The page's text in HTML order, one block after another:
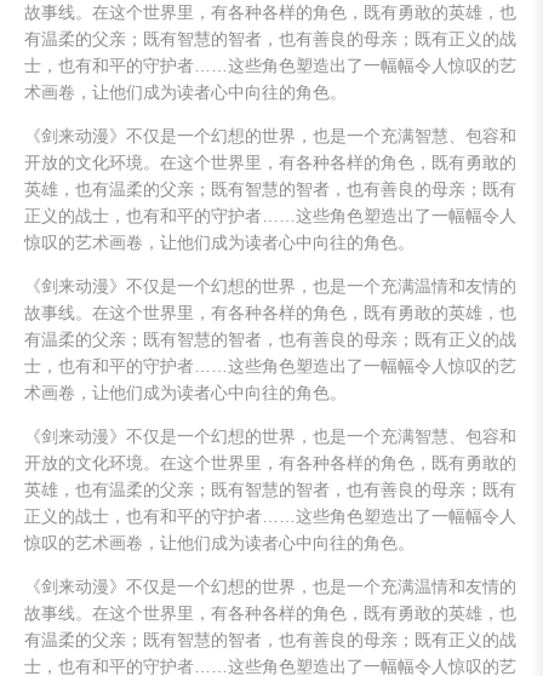
故事线。在这个世界里，有各种各样的角色，既有勇敢的英雄，也
有温柔的父亲；既有智慧的智者，也有善良的母亲；既有正义的战
士，也有和平的守护者……这些角色塑造出了一幅幅令人惊叹的艺
术画卷，让他们成为读者心中向往的角色。
《剑来动漫》不仅是一个幻想的世界，也是一个充满智慧、包容和
开放的文化环境。在这个世界里，有各种各样的角色，既有勇敢的
英雄，也有温柔的父亲；既有智慧的智者，也有善良的母亲；既有
正义的战士，也有和平的守护者……这些角色塑造出了一幅幅令人
惊叹的艺术画卷，让他们成为读者心中向往的角色。
《剑来动漫》不仅是一个幻想的世界，也是一个充满温情和友情的
故事线。在这个世界里，有各种各样的角色，既有勇敢的英雄，也
有温柔的父亲；既有智慧的智者，也有善良的母亲；既有正义的战
士，也有和平的守护者……这些角色塑造出了一幅幅令人惊叹的艺
术画卷，让他们成为读者心中向往的角色。
《剑来动漫》不仅是一个幻想的世界，也是一个充满智慧、包容和
开放的文化环境。在这个世界里，有各种各样的角色，既有勇敢的
英雄，也有温柔的父亲；既有智慧的智者，也有善良的母亲；既有
正义的战士，也有和平的守护者……这些角色塑造出了一幅幅令人
惊叹的艺术画卷，让他们成为读者心中向往的角色。
《剑来动漫》不仅是一个幻想的世界，也是一个充满温情和友情的
故事线。在这个世界里，有各种各样的角色，既有勇敢的英雄，也
有温柔的父亲；既有智慧的智者，也有善良的母亲；既有正义的战
士，也有和平的守护者……这些角色塑造出了一幅幅令人惊叹的艺